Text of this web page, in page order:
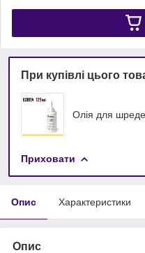
При купівлі цього
Олія для
Приховати
Опис Характеристики
Опис